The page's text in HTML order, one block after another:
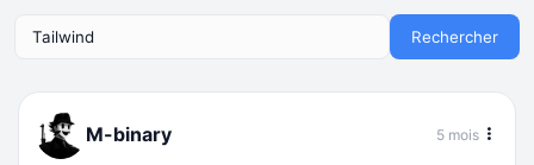
Rechercher
M-binary 5 mois